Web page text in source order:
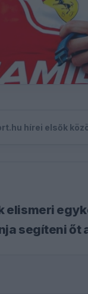
hírei elsők
elismeri
segíteni őt